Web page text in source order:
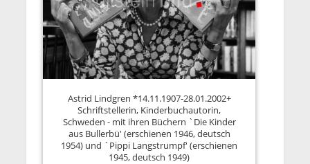
Astrid Lindgren *14.11.1907-28.01.2002+
Schriftstellerin, Kinderbuchautorin,
Schweden - mit ihren Büchern `Die Kinder
aus Bullerbü' (erschienen 1946, deutsch
1954) und `Pippi Langstrumpf' (erschienen
1945, deutsch 1949)